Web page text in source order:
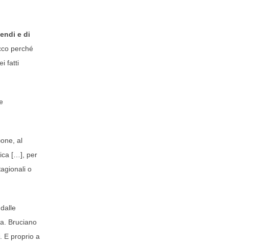
e di
perché
fatti
al
[…], per
o
Bruciano
E proprio a